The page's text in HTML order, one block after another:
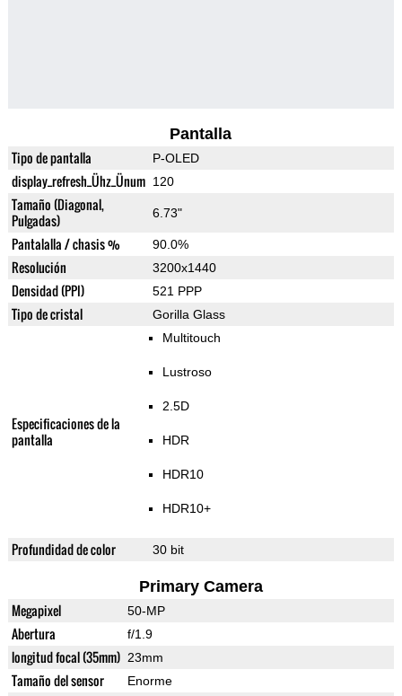
Pantalla
Tipo de pantalla P-OLED
display_refresh_Ühz_Ünum 120
Tamaño (Diagonal,
Pulgadas)
6.73"
Pantalalla / chasis % 90.0%
Resolución 3200x1440
Densidad (PPI) 521 PPP
Tipo de cristal Gorilla Glass
Especificaciones de la
pantalla
Multitouch
Lustroso
2.5D
HDR
HDR10
HDR10+
Profundidad de color 30 bit
Primary Camera
Megapixel 50-MP
Abertura f/1.9
longitud focal (35mm) 23mm
Tamaño del sensor Enorme